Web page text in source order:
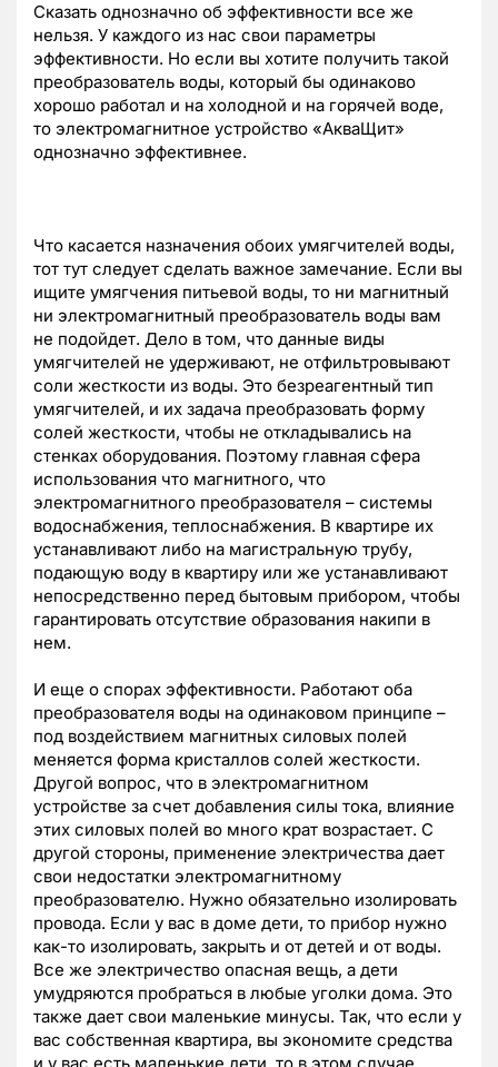
Сказать однозначно об эффективности все же
нельзя. У каждого из нас свои параметры
эффективности. Но если вы хотите получить такой
преобразователь воды, который бы одинаково
хорошо работал и на холодной и на горячей воде,
то электромагнитное устройство «АкваЩит»
однозначно эффективнее.
Что касается назначения обоих умягчителей воды,
тот тут следует сделать важное замечание. Если вы
ищите умягчения питьевой воды, то ни магнитный
ни электромагнитный преобразователь воды вам
не подойдет. Дело в том, что данные виды
умягчителей не удерживают, не отфильтровывают
соли жесткости из воды. Это безреагентный тип
умягчителей, и их задача преобразовать форму
солей жесткости, чтобы не откладывались на
стенках оборудования. Поэтому главная сфера
использования что магнитного, что
электромагнитного преобразователя – системы
водоснабжения, теплоснабжения. В квартире их
устанавливают либо на магистральную трубу,
подающую воду в квартиру или же устанавливают
непосредственно перед бытовым прибором, чтобы
гарантировать отсутствие образования накипи в
нем.
И еще о спорах эффективности. Работают оба
преобразователя воды на одинаковом принципе –
под воздействием магнитных силовых полей
меняется форма кристаллов солей жесткости.
Другой вопрос, что в электромагнитном
устройстве за счет добавления силы тока, влияние
этих силовых полей во много крат возрастает. С
другой стороны, применение электричества дает
свои недостатки электромагнитному
преобразователю. Нужно обязательно изолировать
провода. Если у вас в доме дети, то прибор нужно
как-то изолировать, закрыть и от детей и от воды.
Все же электричество опасная вещь, а дети
умудряются пробраться в любые уголки дома. Это
также дает свои маленькие минусы. Так, что если у
вас собственная квартира, вы экономите средства